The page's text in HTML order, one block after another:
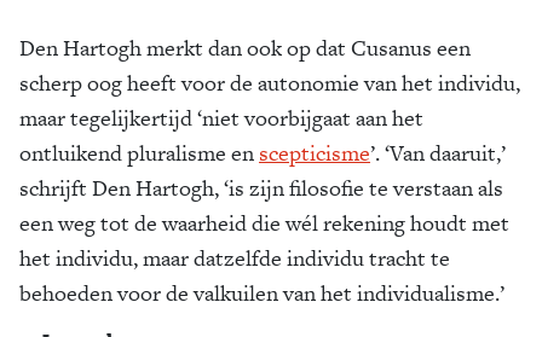
Den Hartogh merkt dan ook op dat Cusanus een
scherp oog heeft voor de autonomie van het individu,
maar tegelijkertijd ‘niet voorbijgaat aan het
ontluikend pluralisme en scepticisme’. ‘Van daaruit,’
schrijft Den Hartogh, ‘is zijn filosofie te verstaan als
een weg tot de waarheid die wél rekening houdt met
het individu, maar datzelfde individu tracht te
behoeden voor de valkuilen van het individualisme.’